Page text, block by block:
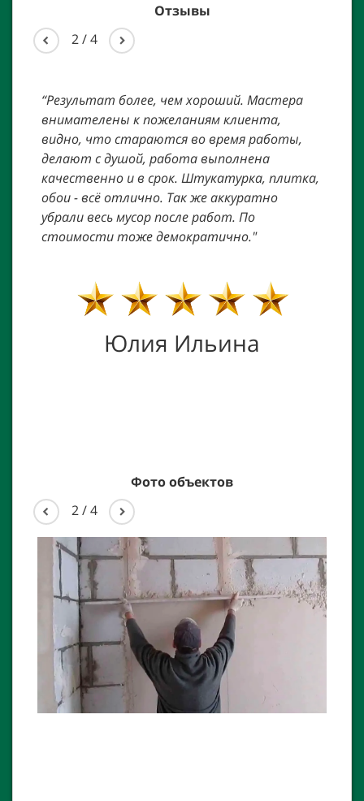
Отзывы
2/4
“Результат более, чем хороший. Мастера
внимателены к пожеланиям клиента,
видно, что стараются во время работы,
делают с душой, работа выполнена
качественно и в срок. Штукатурка, плитка,
обои - всё отлично. Так же аккуратно
убрали весь мусор после работ. По
стоимости тоже демократично."
Юлия Ильина
Фото объектов
2/4